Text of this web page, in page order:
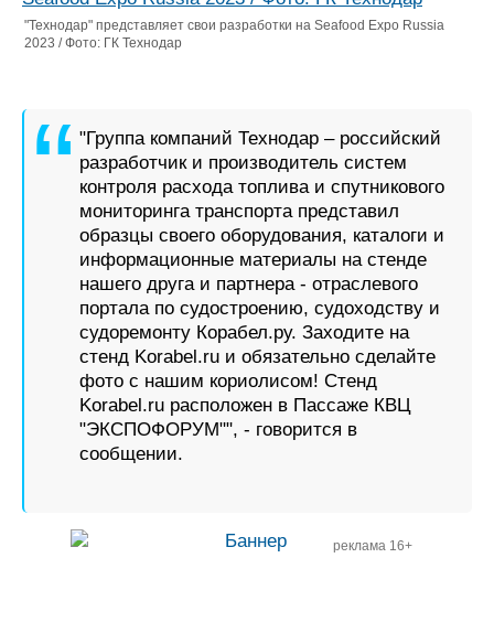
Словарь
Отзывы
"Технодар" представляет свои разработки на Seafood Expo Russia
2023 / Фото: ГК Технодар
"Группа компаний Технодар – российский
разработчик и производитель систем
контроля расхода топлива и спутникового
мониторинга транспорта представил
образцы своего оборудования, каталоги и
информационные материалы на стенде
нашего друга и партнера - отраслевого
портала по судостроению, судоходству и
судоремонту Корабел.ру. Заходите на
стенд Korabel.ru и обязательно сделайте
фото с нашим кориолисом! Стенд
Korabel.ru расположен в Пассаже КВЦ
"ЭКСПОФОРУМ"", - говорится в
сообщении.
реклама 16+